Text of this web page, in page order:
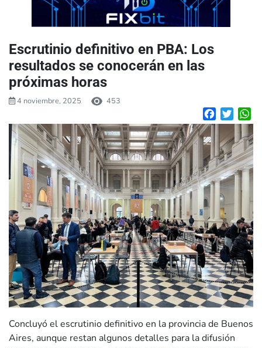
Escrutinio definitivo en PBA: Los
resultados se conocerán en las
próximas horas
4 noviembre, 2025 453
Facebook
Concluyó el escrutinio definitivo en la provincia de Buenos
Aires, aunque restan algunos detalles para la difusión